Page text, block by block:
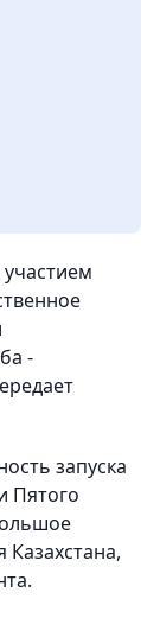
участием
-
запуска
Пятого
Казахстана,